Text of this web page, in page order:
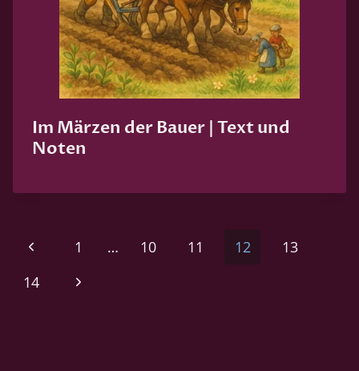
Im Märzen der Bauer | Text und
Noten
Seitennavigation
Vorherige
Seite
1 … 10 11 12
13
14
Nächste